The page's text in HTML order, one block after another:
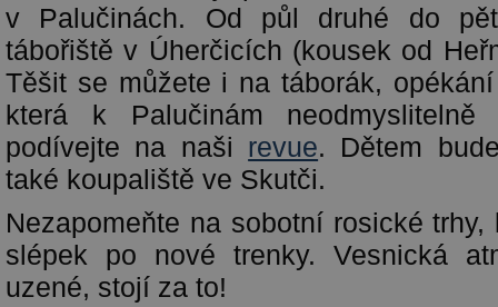
v Palučinách. Od půl druhé do
tábořiště v Úherčicích (kousek od
Těšit se můžete i na táborák,
která k Palučinám
podívejte na naši revue. Dětem
také koupaliště ve Skutči.
Nezapomeňte na sobotní rosické
slépek po nové trenky. Vesnická
uzené, stojí za to!